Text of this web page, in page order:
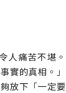
人痛苦不堪。
實的真相。」
放下「一定要